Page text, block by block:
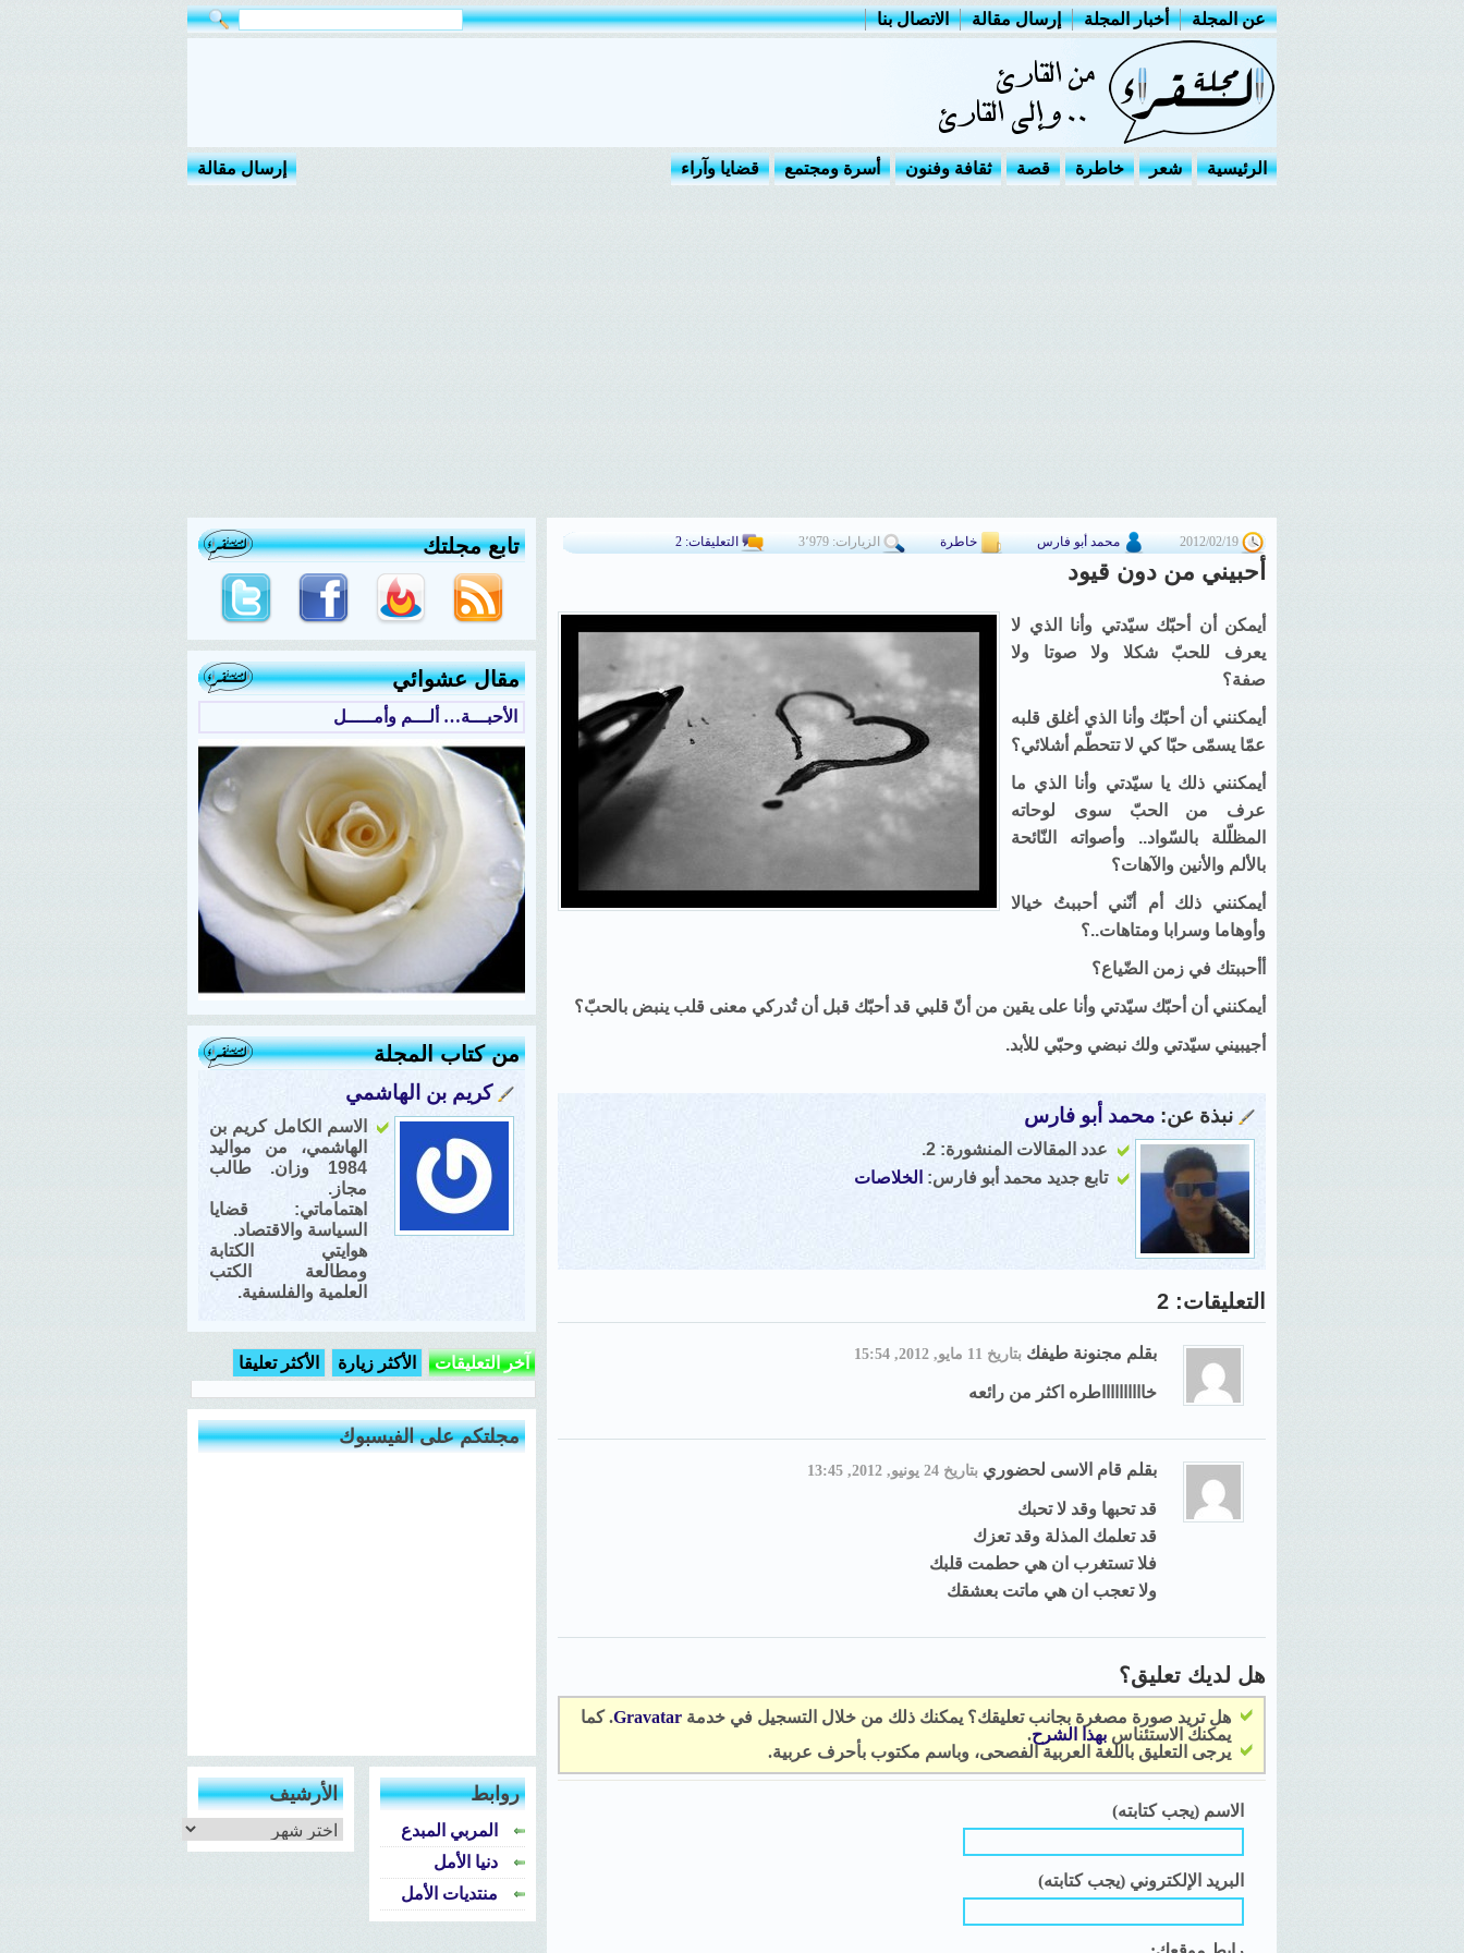
عن المجلة أخبار المجلة إرسال مقالة الاتصال بنا
الرئيسية شعر خاطرة قصة ثقافة وفنون أسرة ومجتمع قضايا وآراء إرسال مقالة
2012/02/19 محمد أبو فارس خاطرة الزيارات: 3٬979 التعليقات: 2
أحبيني من دون قيود
أيمكن أن أحبّك سيّدتي وأنا الذي لا
يعرف للحبّ شكلا ولا صوتا ولا
صفة؟
أيمكنني أن أحبّك وأنا الذي أغلق قلبه
عمّا يسمّى حبّا كي لا تتحطّم أشلائي؟
أيمكنني ذلك يا سيّدتي وأنا الذي ما
عرف من الحبّ سوى لوحاته
المظلّلة بالسّواد.. وأصواته النّائحة
بالألم والأنين والآهات؟
أيمكنني ذلك أم أنّني أحببتُ خيالا
وأوهاما وسرابا ومتاهات..؟
أأحببتك في زمن الضّياع؟
أيمكنني أن أحبّك سيّدتي وأنا على يقين من أنّ قلبي قد أحبّك قبل أن تُدركي معنى قلب ينبض بالحبّ؟
أجيبيني سيّدتي ولك نبضي وحبّي للأبد.
نبذة عن: محمد أبو فارس
عدد المقالات المنشورة: 2.
تابع جديد محمد أبو فارس: الخلاصات
التعليقات: 2
بقلم مجنونة طيفك بتاريخ 11 مايو, 2012, 15:54
خااااااااااطره اكثر من رائعه
بقلم قام الاسى لحضوري بتاريخ 24 يونيو, 2012, 13:45
قد تحبها وقد لا تحبك
قد تعلمك المذلة وقد تعزك
فلا تستغرب ان هي حطمت قلبك
ولا تعجب ان هي ماتت بعشقك
هل لديك تعليق؟
هل تريد صورة مصغرة بجانب تعليقك؟ يمكنك ذلك من خلال التسجيل في خدمة Gravatar. كما
يمكنك الاستئناس بهذا الشرح.
يرجى التعليق باللغة العربية الفصحى، وباسم مكتوب بأحرف عربية.
الاسم (يجب كتابته)
البريد الإلكتروني (يجب كتابته)
تابع مجلتك
مقال عشوائي
الأحبـــة… ألـــم وأمـــــل
من كتاب المجلة
كريم بن الهاشمي
الاسم الكامل كريم بن
الهاشمي، من مواليد
1984 وزان. طالب
مجاز.
اهتماماتي: قضايا
السياسة والاقتصاد.
هوايتي الكتابة
ومطالعة الكتب
العلمية والفلسفية.
آخر التعليقات الأكثر زيارة الأكثر تعليقا
مجلتكم على الفيسبوك
روابط
المربي المبدع
دنيا الأمل
منتديات الأمل
الأرشيف
الأرشيف